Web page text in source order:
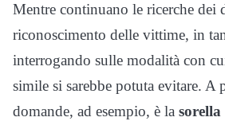
Mentre continuano le ricerche dei
riconoscimento delle vittime, in
interrogando sulle modalità con
simile si sarebbe potuta evitare. A
domande, ad esempio, è la